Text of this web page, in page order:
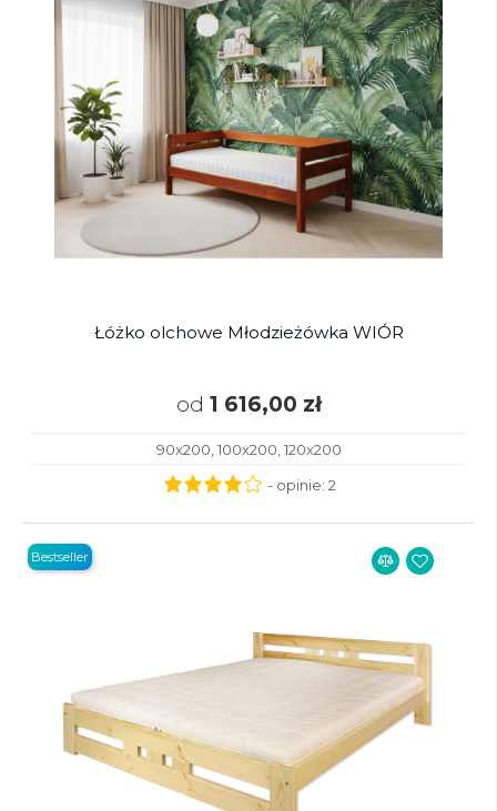
Łóżko olchowe Młodzieżówka WIÓR
od 1 616,00 zł
90x200, 100x200, 120x200
- opinie: 2
Bestseller